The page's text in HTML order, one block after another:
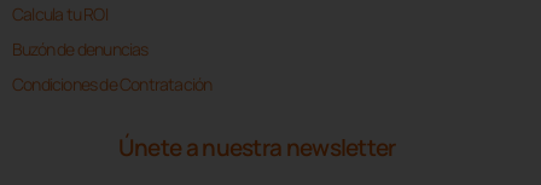
Calcula tu ROI
Buzón de denuncias
Condiciones de Contratación
Únete a nuestra newsletter